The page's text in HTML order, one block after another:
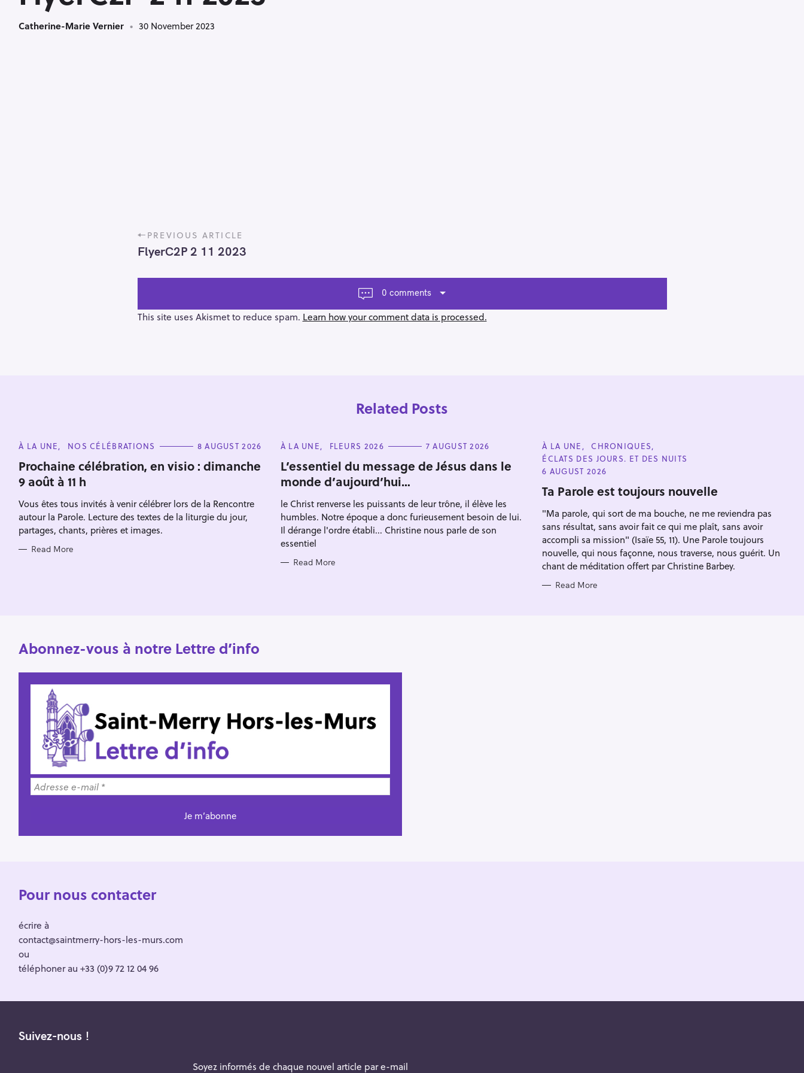
Catherine-Marie Vernier 30 November 2023
P
o
s
t
v
PREVIOUS ARTICLE
FlyerC2P 2 11 2023
0 comments
This site uses Akismet to reduce spam. Learn how your comment data is processed.
Related Posts
C
T
E
G
O
I
S
À LA UNE NOS CÉLÉBRATIONS 8 AUGUST 2026
Prochaine célébration, en visio : dimanche
9 août à 11 h
Vous êtes tous invités à venir célébrer lors de la Rencontre
autour la Parole. Lecture des textes de la liturgie du jour,
partages, chants, prières et images.
Read More
C
T
E
G
O
I
E
S
À LA UNE FLEURS 2026 7 AUGUST 2026
L’essentiel du message de Jésus dans le
monde d’aujourd’hui…
le Christ renverse les puissants de leur trône, il élève les
humbles. Notre époque a donc furieusement besoin de lui.
Il dérange l'ordre établi... Christine nous parle de son
essentiel
Read More
C
A
T
E
O
R
E
S
À LA UNE
CHRONIQUES
ÉCLATS DES JOURS. ET DES NUITS
6 AUGUST 2026
Ta Parole est toujours nouvelle
"Ma parole, qui sort de ma bouche, ne me reviendra pas
sans résultat, sans avoir fait ce qui me plaît, sans avoir
accompli sa mission" (Isaïe 55, 11). Une Parole toujours
nouvelle, qui nous façonne, nous traverse, nous guérit. Un
chant de méditation offert par Christine Barbey.
Read More
Abonnez-vous à notre Lettre d’info
Pour nous contacter
écrire à
contact@saintmerry-hors-les-murs.com
ou
téléphoner au +33 (0)9 72 12 04 96
Suivez-nous !
Soyez informés de chaque nouvel article par e-mail
e
a
c
h
f
Press Esc to cancel.